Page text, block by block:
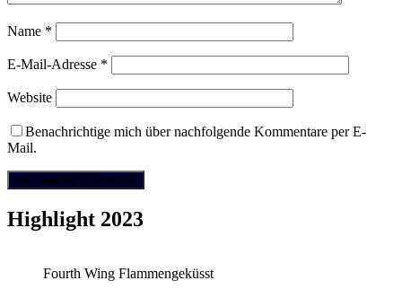
Name *
E-Mail-Adresse *
Website
Benachrichtige mich über nachfolgende Kommentare per E-
Mail.
Highlight 2023
Fourth Wing Flammengeküsst